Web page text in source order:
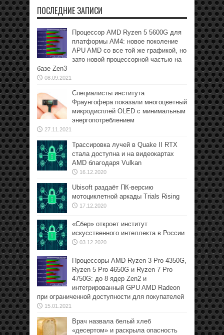
ПОСЛЕДНИЕ ЗАПИСИ
Процессор AMD Ryzen 5 5600G для
платформы АМ4: новое поколение
APU AMD со все той же графикой, но
зато новой процессорной частью на
базе Zen3
08.09.2021
Специалисты института
Фраунгофера показали многоцветный
микродисплей OLED с минимальным
энергопотреблением
27.11.2021
Трассировка лучей в Quake II RTX
стала доступна и на видеокартах
AMD благодаря Vulkan
16.12.2020
Ubisoft раздаёт ПК-версию
мотоциклетной аркады Trials Rising
17.12.2020
«Сбер» откроет институт
искусственного интеллекта в России
03.12.2020
Процессоры AMD Ryzen 3 Pro 4350G,
Ryzen 5 Pro 4650G и Ryzen 7 Pro
4750G: до 8 ядер Zen2 и
интегрированный GPU AMD Radeon
при ограниченной доступности для покупателей
15.01.2021
Врач назвала белый хлеб
«десертом» и раскрыла опасность